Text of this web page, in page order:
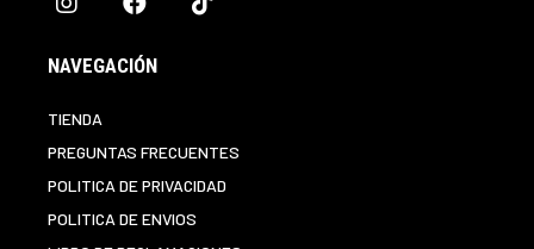
NAVEGACIÓN
TIENDA
PREGUNTAS FRECUENTES
POLITICA DE PRIVACIDAD
POLITICA DE ENVIOS